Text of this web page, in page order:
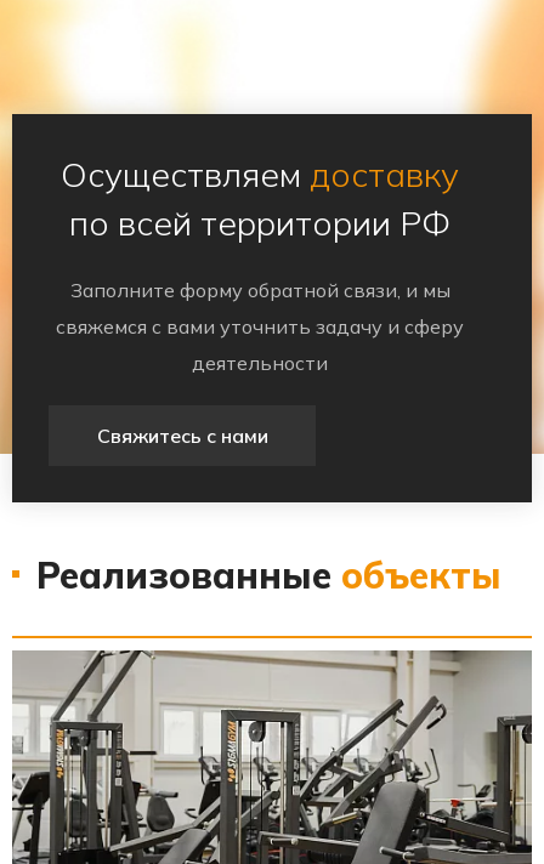
Осуществляем доставку
по всей территории РФ
Заполните форму обратной связи, и мы
свяжемся с вами уточнить задачу и сферу
деятельности
Свяжитесь с нами
Реализованные объекты